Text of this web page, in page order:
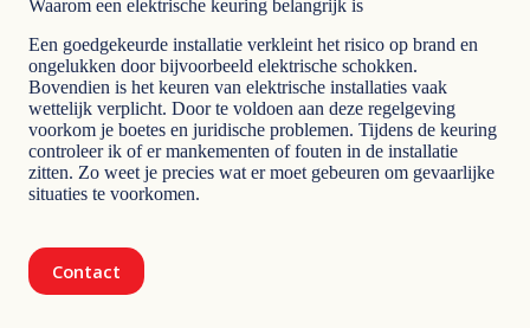
Waarom een elektrische keuring belangrijk is
Een goedgekeurde installatie verkleint het risico op brand en
ongelukken door bijvoorbeeld elektrische schokken.
Bovendien is het keuren van elektrische installaties vaak
wettelijk verplicht. Door te voldoen aan deze regelgeving
voorkom je boetes en juridische problemen. Tijdens de keuring
controleer ik of er mankementen of fouten in de installatie
zitten. Zo weet je precies wat er moet gebeuren om gevaarlijke
situaties te voorkomen.
Contact